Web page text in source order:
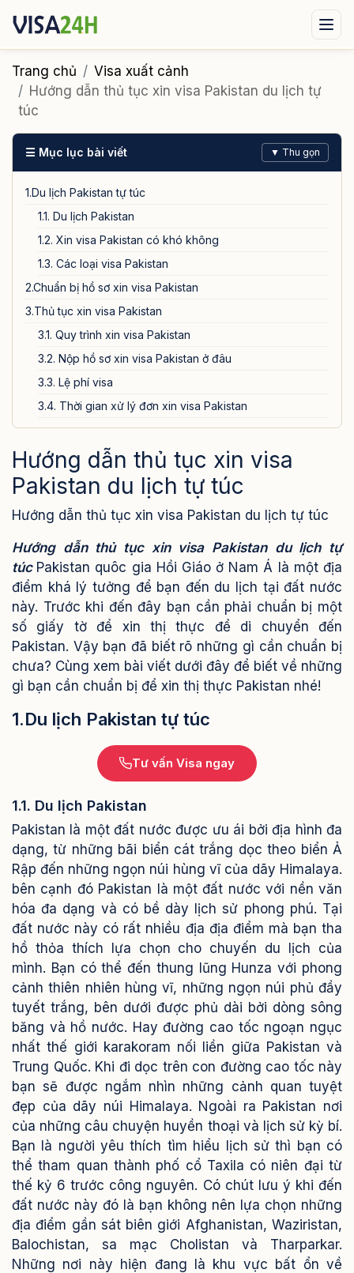
Visa xuất cảnh Visa nhập cảnh
Tin tức
Tư vấn ngay qua Zalo
Trang chủ
Visa xuất cảnh
Hướng dẫn thủ tục xin visa Pakistan du lịch tự
túc
☰ Mục lục bài viết ▼ Thu gọn
1.Du lịch Pakistan tự túc
1.1. Du lịch Pakistan
1.2. Xin visa Pakistan có khó không
1.3. Các loại visa Pakistan
2.Chuẩn bị hồ sơ xin visa Pakistan
3.Thủ tục xin visa Pakistan
3.1. Quy trình xin visa Pakistan
3.2. Nộp hồ sơ xin visa Pakistan ở đâu
3.3. Lệ phí visa
3.4. Thời gian xử lý đơn xin visa Pakistan
4. Lưu ý khi xin visa Pakistan tự túc
5. Dịch xin visa Pakistan của Visa24h.vn
Hướng dẫn thủ tục xin visa
Pakistan du lịch tự túc
Hướng dẫn thủ tục xin visa Pakistan du lịch tự túc
Hướng dẫn thủ tục xin visa Pakistan du lịch tự
túc Pakistan quôc gia Hồi Giáo ở Nam Á là một địa
điểm khá lý tưởng để bạn đến du lịch tại đất nước
này. Trước khi đến đây bạn cần phải chuẩn bị một
số giấy tờ để xin thị thực để di chuyển đến
Pakistan. Vậy bạn đã biết rõ những gì cần chuẩn bị
chưa? Cùng xem bài viết dưới đây để biết về những
gì bạn cần chuẩn bị để xin thị thực Pakistan nhé!
1.Du lịch Pakistan tự túc
Tư vấn Visa ngay
1.1. Du lịch Pakistan
Pakistan là một đất nước được ưu ái bởi địa hình đa
dạng, từ những bãi biển cát trắng dọc theo biển Ả
Rập đến những ngọn núi hùng vĩ của dãy Himalaya.
bên cạnh đó Pakistan là một đất nước với nền văn
hóa đa dạng và có bề dày lịch sử phong phú. Tại
đất nước này có rất nhiều địa địa điểm mà bạn tha
hồ thỏa thích lựa chọn cho chuyến du lịch của
mình. Bạn có thể đến thung lũng Hunza với phong
cảnh thiên nhiên hùng vĩ, những ngọn núi phủ đầy
tuyết trắng, bên dưới được phủ dài bởi dòng sông
băng và hồ nước. Hay đường cao tốc ngoạn ngục
nhất thế giới karakoram nối liền giữa Pakistan và
Trung Quốc. Khi đi dọc trên con đường cao tốc này
bạn sẽ được ngắm nhìn những cảnh quan tuyệt
đẹp của dãy núi Himalaya. Ngoài ra Pakistan nơi
của những câu chuyện huyền thoại và lịch sử kỳ bí.
Bạn là người yêu thích tìm hiểu lịch sử thì bạn có
thể tham quan thành phố cổ Taxila có niên đại từ
thế kỷ 6 trước công nguyên. Có chút lưu ý khi đến
đất nước này đó là bạn không nên lựa chọn những
địa điểm gần sát biên giới Afghanistan, Waziristan,
Balochistan, sa mạc Cholistan và Tharparkar.
Những nơi này hiện đang là khu vực bất ổn về